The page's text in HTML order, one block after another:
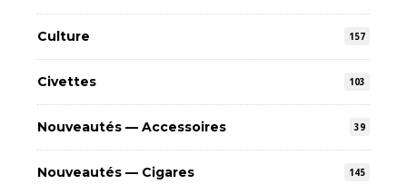
Culture 157
Civettes 103
Nouveautés — Accessoires 39
Nouveautés — Cigares 145